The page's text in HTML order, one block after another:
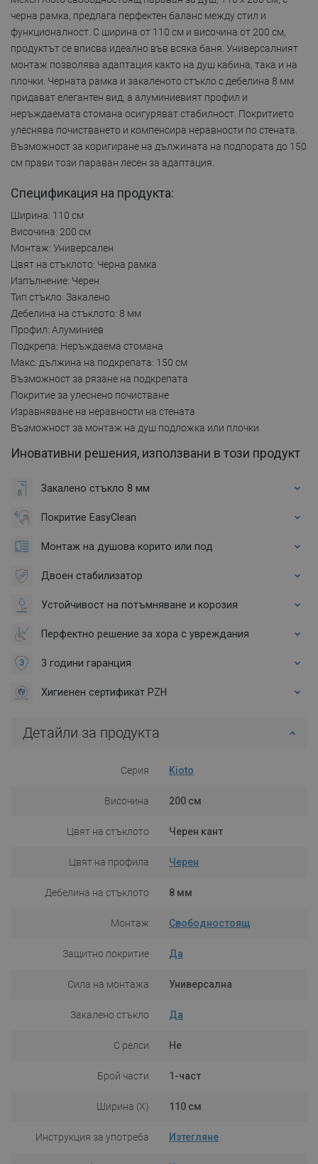
черна рамка, предлага перфектен баланс между стил и
функционалност. С ширина от 110 см и височина от 200 см,
продуктът се вписва идеално във всяка баня. Универсалният
монтаж позволява адаптация както на душ кабина, така и на
плочки. Черната рамка и закаленото стъкло с дебелина 8 мм
придават елегантен вид, а алуминиевият профил и
неръждаемата стомана осигуряват стабилност. Покритието
улеснява почистването и компенсира неравности по стената.
Възможност за коригиране на дължината на подпората до 150
см прави този параван лесен за адаптация.
Спецификация на продукта:
Ширина: 110 см
Височина: 200 см
Монтаж: Универсален
Цвят на стъклото: Черна рамка
Изпълнение: Черен
Тип стъкло: Закалено
Дебелина на стъклото: 8 мм
Профил: Алуминиев
Подкрепа: Неръждаема стомана
Макс. дължина на подкрепата: 150 см
Възможност за рязане на подкрепата
Покритие за улеснено почистване
Изравняване на неравности на стената
Възможност за монтаж на душ подложка или плочки
Иновативни решения, използвани в този продукт
Закалено стъкло 8 мм
Покритие EasyClean
Монтаж на душова корито или под
Двоен стабилизатор
Устойчивост на потъмняване и корозия
Перфектно решение за хора с увреждания
3 години гаранция
Хигиенен сертификат PZH
Детайли за продукта
Серия Kioto
Височина 200 см
Цвят на стъклото Черен кант
Цвят на профила Черен
Дебелина на стъклото 8 мм
Монтаж Свободностоящ
Защитно покритие Да
Сила на монтажа Универсална
Закалено стъкло Да
С релси Не
Брой части 1-част
Ширина (X) 110 см
Инструкция за употреба Изтегляне